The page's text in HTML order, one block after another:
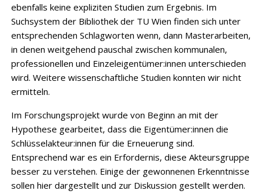
ebenfalls keine expliziten Studien zum Ergebnis. Im
Suchsystem der Bibliothek der TU Wien finden sich unter
entsprechenden Schlagworten wenn, dann Masterarbeiten,
in denen weitgehend pauschal zwischen kommunalen,
professionellen und Einzeleigentümer:innen unterschieden
wird. Weitere wissenschaftliche Studien konnten wir nicht
ermitteln.
Im Forschungsprojekt wurde von Beginn an mit der
Hypothese gearbeitet, dass die Eigentümer:innen die
Schlüsselakteur:innen für die Erneuerung sind.
Entsprechend war es ein Erfordernis, diese Akteursgruppe
besser zu verstehen. Einige der gewonnenen Erkenntnisse
sollen hier dargestellt und zur Diskussion gestellt werden.